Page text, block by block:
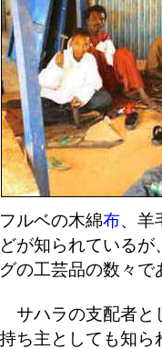
フルベの木綿布、羊
どが知られている
グの工芸品の数々で
サハラの支配者と
持ち主としても知ら